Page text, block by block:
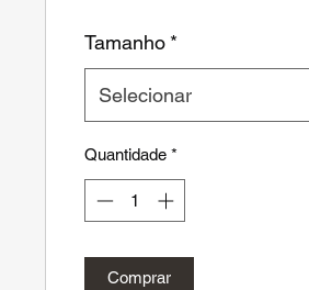
Tamanho *
Selecionar
Quantidade *
Comprar